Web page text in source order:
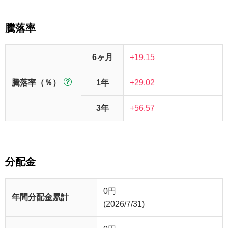
騰落率
騰落率（％）
6ヶ月 +19.15
1年 +29.02
3年 +56.57
分配金
年間分配金累計
0円
(2026/7/31)